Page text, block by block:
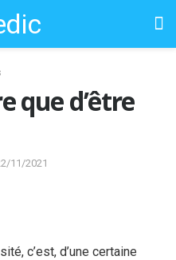
que d’être
11/2021
c’est, d’une certaine